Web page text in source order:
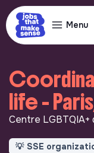
Menu
life -
Centre LGBTQIA+
💡 SSE